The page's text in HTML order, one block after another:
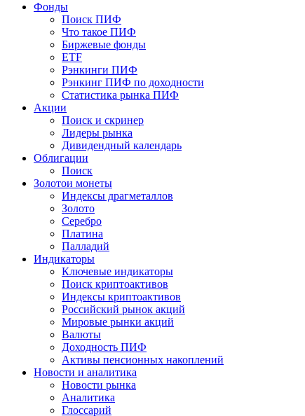
Фонды
Поиск ПИФ
Что такое ПИФ
Биржевые фонды
ETF
Рэнкинги ПИФ
Рэнкинг ПИФ по доходности
Статистика рынка ПИФ
Акции
Поиск и скринер
Лидеры рынка
Дивидендный календарь
Облигации
Поиск
Золотои монеты
Индексы драгметаллов
Золото
Серебро
Платина
Палладий
Индикаторы
Ключевые индикаторы
Поиск криптоактивов
Индексы криптоактивов
Российский рынок акций
Мировые рынки акций
Валюты
Доходность ПИФ
Активы пенсионных накоплений
Новости и аналитика
Новости рынка
Аналитика
Глоссарий